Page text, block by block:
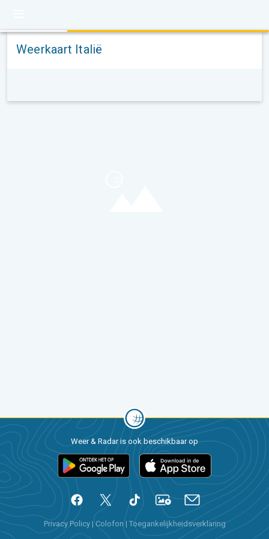
Weerkaart Italië
Weer & Radar is ook beschikbaar op
Privacy Policy |Colofon | Toegankelijkheidsverklaring